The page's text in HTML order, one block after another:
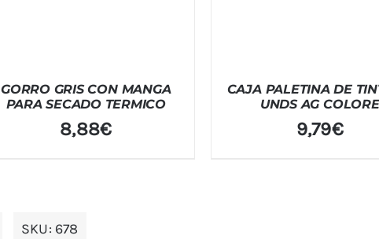
GORRO GRIS CON MANGA
PARA SECADO TERMICO
8,88€
CAJA PALETINA DE
UNDS AG COLORE
9,79€
SKU: 678